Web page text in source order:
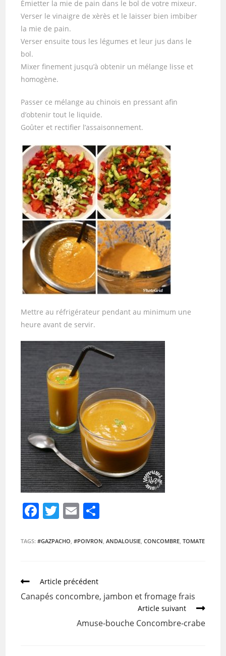
Émietter la mie de pain dans le bol de votre mixeur.
Verser le vinaigre de xèrès et le laisser bien imbiber
la mie de pain.
Verser ensuite tous les légumes et leur jus dans le
bol.
Mixer finement jusqu’à obtenir un mélange lisse et
homogène.
Passer ce mélange au chinois en pressant afin
d’obtenir tout le liquide.
Goûter et rectifier l’assaisonnement.
Mettre au réfrigérateur pendant au minimum une
heure avant de servir.
F
c
b
o
o
T
itt
E
ai ta
TAGS:#GAZPACHO, #POIVRON, ANDALOUSIE, CONCOMBRE, TOMATE
Article précédent
Canapés concombre, jambon et fromage frais
Article suivant
Amuse-bouche Concombre-crabe